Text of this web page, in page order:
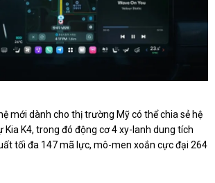
mới dành cho thị trường Mỹ có thể chia sẻ hệ
K4, trong đó động cơ 4 xy-lanh dung tích
tối đa 147 mã lực, mô-men xoắn cực đại 264